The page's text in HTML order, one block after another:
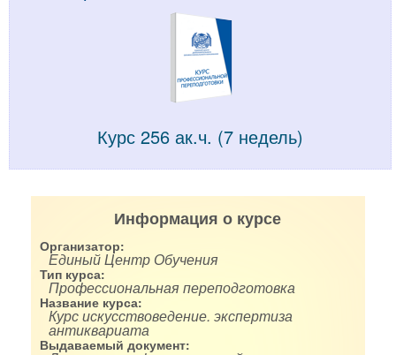
Курс 256 ак.ч. (7 недель)
Информация о курсе
Организатор:
Единый Центр Обучения
Тип курса:
Профессиональная переподготовка
Название курса:
Курс искусствоведение. экспертиза
антиквариата
Выдаваемый документ: